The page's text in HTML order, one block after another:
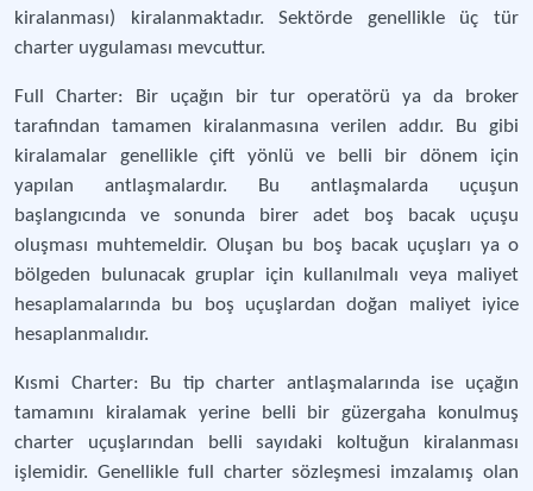
kiralanması) kiralanmaktadır. Sektörde genellikle üç tür
charter uygulaması mevcuttur.
Full Charter: Bir uçağın bir tur operatörü ya da broker
tarafından tamamen kiralanmasına verilen addır. Bu gibi
kiralamalar genellikle çift yönlü ve belli bir dönem için
yapılan antlaşmalardır. Bu antlaşmalarda uçuşun
başlangıcında ve sonunda birer adet boş bacak uçuşu
oluşması muhtemeldir. Oluşan bu boş bacak uçuşları ya o
bölgeden bulunacak gruplar için kullanılmalı veya maliyet
hesaplamalarında bu boş uçuşlardan doğan maliyet iyice
hesaplanmalıdır.
Kısmi Charter: Bu tip charter antlaşmalarında ise uçağın
tamamını kiralamak yerine belli bir güzergaha konulmuş
charter uçuşlarından belli sayıdaki koltuğun kiralanması
işlemidir. Genellikle full charter sözleşmesi imzalamış olan